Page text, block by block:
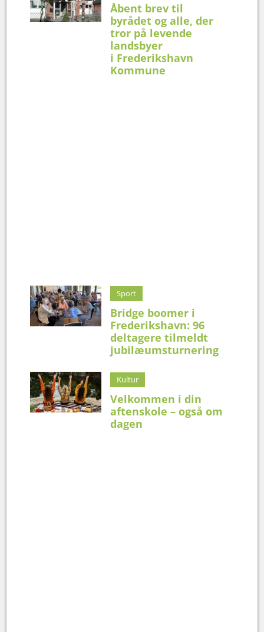
Åbent brev til
byrådet og alle, der
tror på levende
landsbyer
i Frederikshavn
Kommune
Sport
Bridge boomer i
Frederikshavn: 96
deltagere tilmeldt
jubilæumsturnering
Kultur
Velkommen i din
aftenskole – også om
dagen